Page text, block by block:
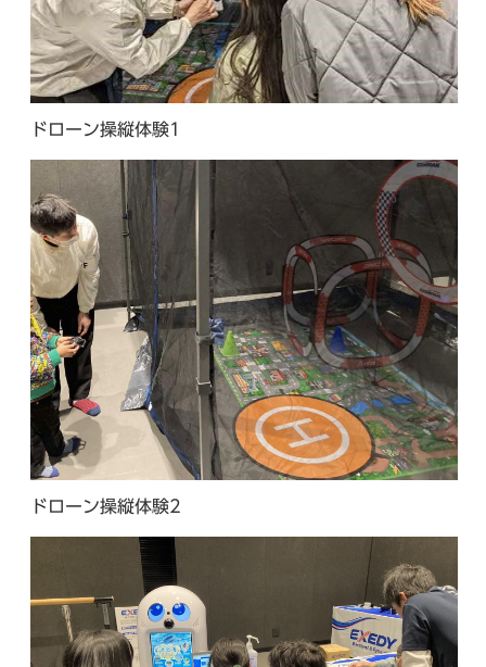
ドローン操縦体験1
ドローン操縦体験2